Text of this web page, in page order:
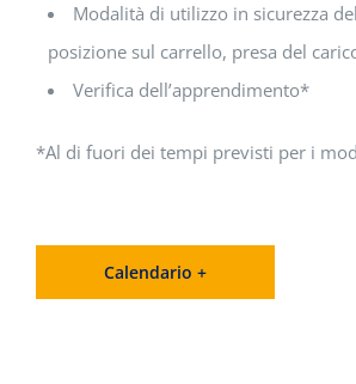
Modalità di utilizzo in sicurezza
posizione sul carrello, presa del
Verifica dell’apprendimento*
*Al di fuori dei tempi previsti per i
Calendario +